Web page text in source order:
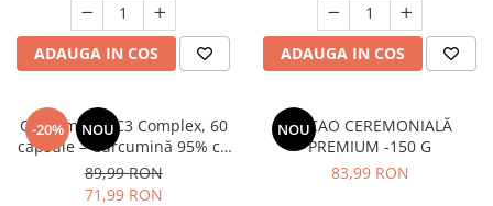
ADAUGA IN COS ADAUGA IN COS
-20% NOU
Curcumin95 C3 Complex, 60
capsule – Curcumină 95% cu
Piperină pentru Antioxidanți,
Articulații și Imunitate
89,99 RON
71,99 RON
NOU
CACAO CEREMONIALĂ
PREMIUM -150 G
83,99 RON